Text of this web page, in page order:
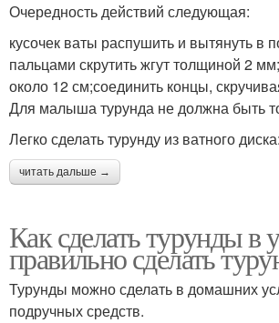
Очередность действий следующая:
кусочек ваты распушить и вытянуть в
пальцами скрутить жгут толщиной 2
около 12 см;соединить концы,
Для малыша турунда не должна быть
Легко сделать турунду из ватного диска:
читать дальше →
Как сделать турунды в
правильно сделать
Турунды можно сделать в домашних
подручных средств.